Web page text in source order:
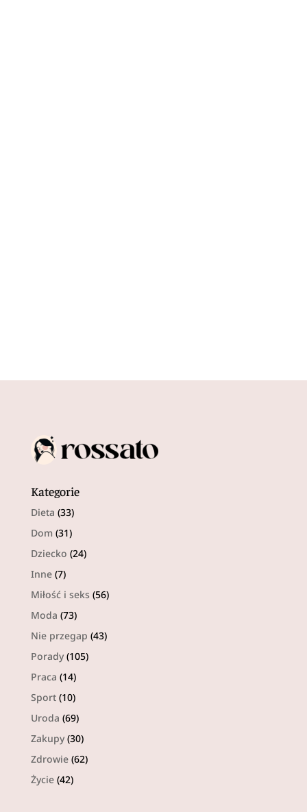
Kategorie
Dieta (33)
Dom (31)
Dziecko (24)
Inne(7)
Miłość i seks (56)
Moda (73)
Nie przegap (43)
Porady(105)
Praca (14)
Sport(10)
Uroda (69)
Zakupy(30)
Zdrowie(62)
Życie(42)